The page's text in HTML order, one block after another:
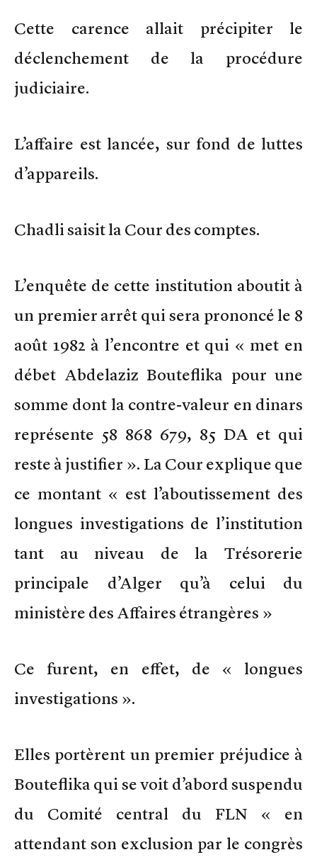
Cette carence allait précipiter le
déclenchement de la procédure
judiciaire.
L’affaire est lancée, sur fond de luttes
d’appareils.
Chadli saisit la Cour des comptes.
L’enquête de cette institution aboutit à
un premier arrêt qui sera prononcé le 8
août 1982 à l’encontre et qui « met en
débet Abdelaziz Bouteflika pour une
somme dont la contre-valeur en dinars
représente 58 868 679, 85 DA et qui
reste à justifier ». La Cour explique que
ce montant « est l’aboutissement des
longues investigations de l’institution
tant au niveau de la Trésorerie
principale d’Alger qu’à celui du
ministère des Affaires étrangères »
Ce furent, en effet, de « longues
investigations ».
Elles portèrent un premier préjudice à
Bouteflika qui se voit d’abord suspendu
du Comité central du FLN « en
attendant son exclusion par le congrès